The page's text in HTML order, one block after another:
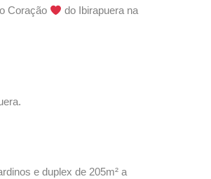
Coração
do Ibirapuera na
e duplex de 205m² a